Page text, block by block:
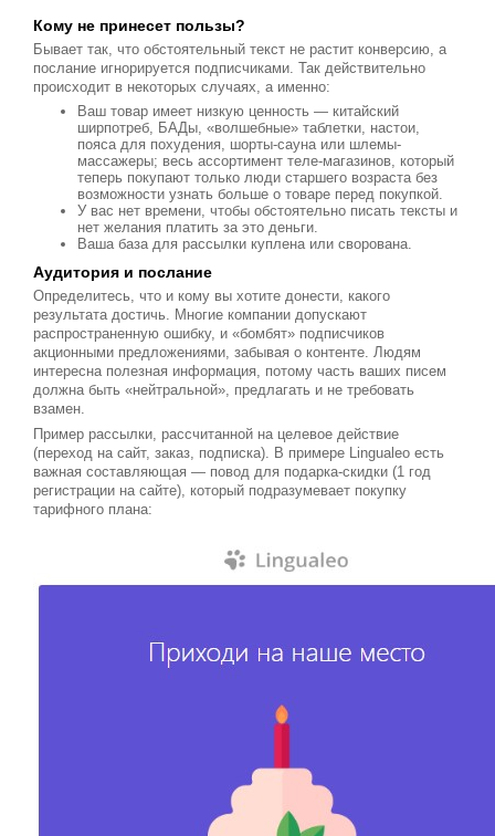
Кому не принесет пользы?
Бывает так, что обстоятельный текст не растит конверсию, а
послание игнорируется подписчиками. Так действительно
происходит в некоторых случаях, а именно:
Ваш товар имеет низкую ценность — китайский
ширпотреб, БАДы, «волшебные» таблетки, настои,
пояса для похудения, шорты-сауна или шлемы-
массажеры; весь ассортимент теле-магазинов, который
теперь покупают только люди старшего возраста без
возможности узнать больше о товаре перед покупкой.
У вас нет времени, чтобы обстоятельно писать тексты и
нет желания платить за это деньги.
Ваша база для рассылки куплена или сворована.
Аудитория и послание
Определитесь, что и кому вы хотите донести, какого
результата достичь. Многие компании допускают
распространенную ошибку, и «бомбят» подписчиков
акционными предложениями, забывая о контенте. Людям
интересна полезная информация, потому часть ваших писем
должна быть «нейтральной», предлагать и не требовать
взамен.
Пример рассылки, рассчитанной на целевое действие
(переход на сайт, заказ, подписка). В примере Lingualeo есть
важная составляющая — повод для подарка-скидки (1 год
регистрации на сайте), который подразумевает покупку
тарифного плана: